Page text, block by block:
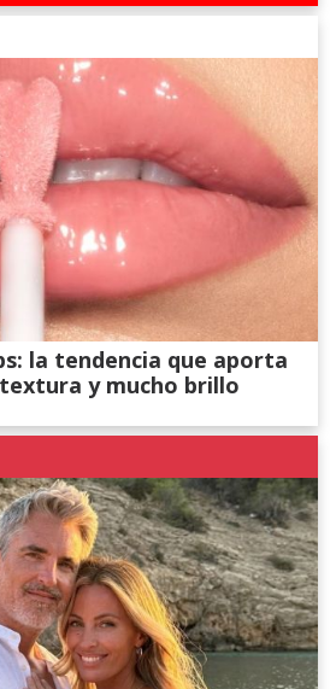
la tendencia que aporta
y mucho brillo